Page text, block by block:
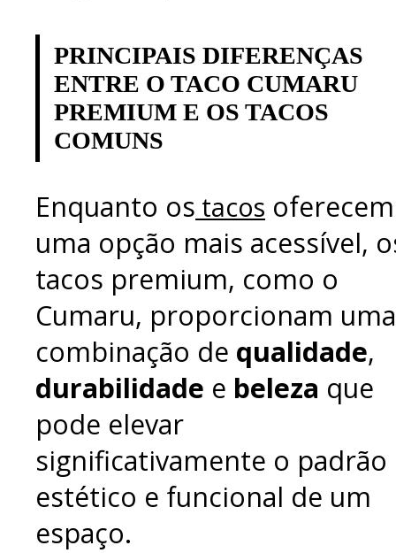
PRINCIPAIS DIFERENÇAS
ENTRE O TACO CUMARU
PREMIUM E OS TACOS
COMUNS
Enquanto os tacos oferecem
uma opção mais acessível,
tacos premium, como o
Cumaru, proporcionam uma
combinação de qualidade,
durabilidade e beleza que
pode elevar
significativamente o padrão
estético e funcional de um
espaço.